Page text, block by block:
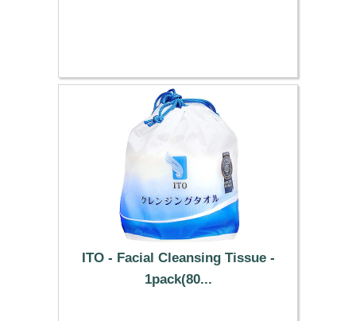
ITO - Facial Cleansing Tissue -
1pack(80...